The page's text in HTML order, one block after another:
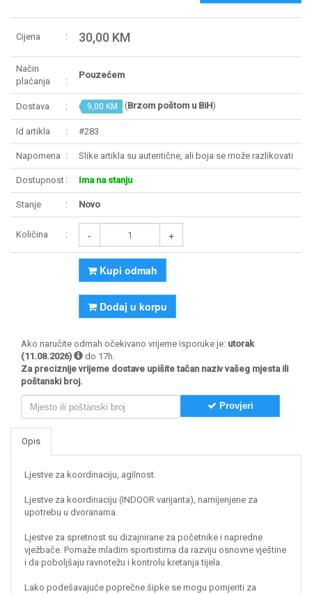
Cijena 30,00 KM
Način
plaćanja
Pouzećem
Dostava 9,00 KM (Brzom poštom u BiH)
Id artikla #283
Napomena Slike artikla su autentične, ali boja se može razlikovati
Dostupnost Ima na stanju
Stanje Novo
Količina - +
Kupi odmah
Dodaj u korpu
Ako naručite odmah očekivano vrijeme isporuke je: utorak
(11.08.2026)
do 17h.
Za preciznije vrijeme dostave upišite tačan naziv vašeg mjesta ili
poštanski broj.
Provjeri
Opis
Ljestve za koordinaciju, agilnost.
Ljestve za koordinaciju (INDOOR varijanta), namijenjene za
upotrebu u dvoranama.
Ljestve za spretnost su dizajnirane za početnike i napredne
vježbače. Pomaže mladim sportistima da razviju osnovne vještine
i da poboljšaju ravnotežu i kontrolu kretanja tijela.
Lako podešavajuće poprečne šipke se mogu pomjeriti za